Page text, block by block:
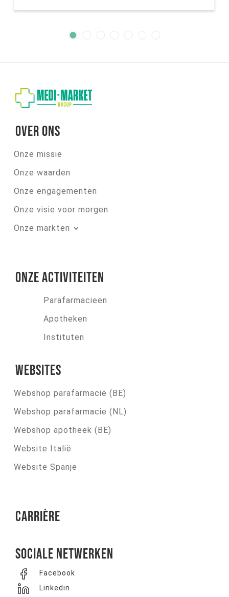
Over ons
Onze missie
Onze waarden
Onze engagementen
Onze visie voor morgen
Onze markten
Onze activiteiten
Parafarmacieën
Apotheken
Instituten
Websites
Webshop parafarmacie (BE)
Webshop parafarmacie (NL)
Webshop apotheek (BE)
Website Italië
Website Spanje
Carrière
Sociale netwerken
Facebook
Linkedin